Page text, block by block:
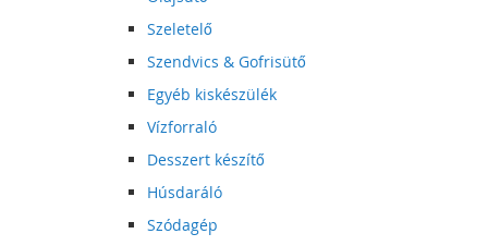
Szeletelő
Szendvics & Gofrisütő
Egyéb kiskészülék
Vízforraló
Desszert készítő
Húsdaráló
Szódagép